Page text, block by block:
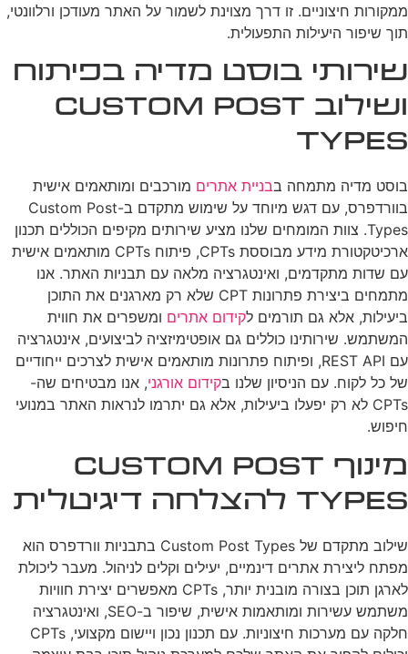
ממקורות חיצוניים. זו דרך מצוינת לשמור על האתר מעודכן ורלוונטי,
תוך שיפור היעילות התפעולית.
שירותי בוסט מדיה בפיתוח
ושילוב Custom Post
Types
בוסט מדיה מתמחה בבניית אתרים מורכבים ומותאמים אישית
בוורדפרס, עם דגש מיוחד על שימוש מתקדם ב-Custom Post
Types. צוות המומחים שלנו מציע שירותים מקיפים הכוללים תכנון
ארכיטקטורת מידע מבוססת CPTs, פיתוח CPTs מותאמים אישית
עם שדות מתקדמים, ואינטגרציה מלאה עם תבניות האתר. אנו
מתמחים ביצירת פתרונות CPT שלא רק מארגנים את התוכן
ביעילות, אלא גם תורמים לקידום אתרים ומשפרים את חווית
המשתמש. שירותינו כוללים גם אופטימיזציה לביצועים, אינטגרציה
עם REST API, ופיתוח פתרונות מותאמים אישית לצרכים ייחודיים
של כל לקוח. עם הניסיון שלנו בקידום אורגני, אנו מבטיחים שה-
CPTs לא רק יפעלו ביעילות, אלא גם יתרמו לנראות האתר במנועי
חיפוש.
מינוף Custom Post
Types להצלחה דיגיטלית
שילוב מתקדם של Custom Post Types בתבניות וורדפרס הוא
מפתח ליצירת אתרים דינמיים, יעילים וקלים לניהול. מעבר ליכולת
לארגן תוכן בצורה מובנית יותר, CPTs מאפשרים יצירת חוויות
משתמש עשירות ומותאמות אישית, שיפור ב-SEO, ואינטגרציה
חלקה עם מערכות חיצוניות. עם תכנון נכון ויישום מקצועי, CPTs